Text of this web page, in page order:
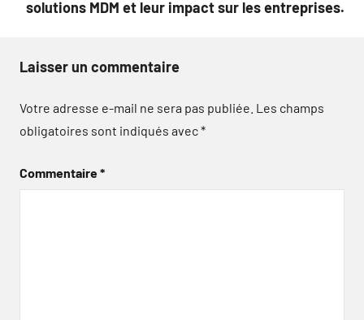
solutions MDM et leur impact sur les entreprises.
Laisser un commentaire
Votre adresse e-mail ne sera pas publiée. Les champs
obligatoires sont indiqués avec*
Commentaire*